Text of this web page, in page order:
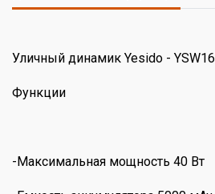
Уличный динамик Yesido - YSW16
Функции
-Максимальная мощность 40 Вт